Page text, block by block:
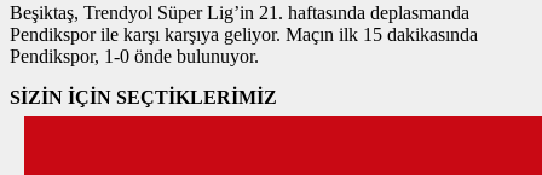
Beşiktaş, Trendyol Süper Lig’in 21. haftasında deplasmanda
Pendikspor ile karşı karşıya geliyor. Maçın ilk 15 dakikasında
Pendikspor, 1-0 önde bulunuyor.
SİZİN İÇİN SEÇTİKLERİMİZ